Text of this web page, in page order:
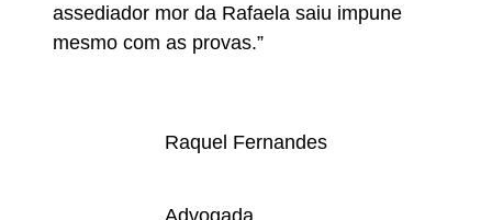
assediador mor da Rafaela saiu impune
mesmo com as provas.”
Raquel Fernandes
Advogada